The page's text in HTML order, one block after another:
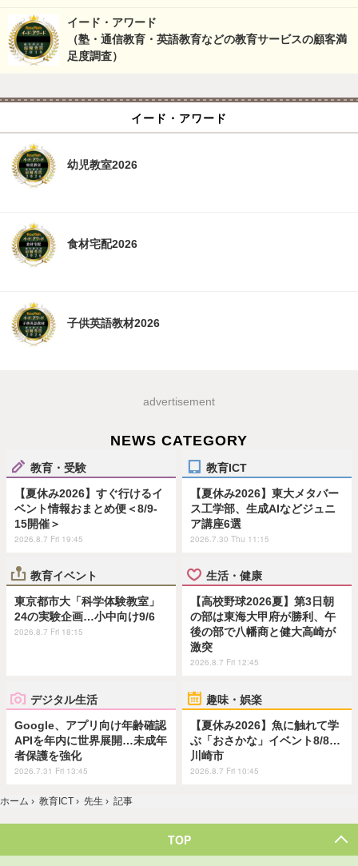
イード・アワード
（塾・通信教育・英語教育などの教育サービスの顧客満
足度調査）
イード・アワード
幼児教室2026
食材宅配2026
子供英語教材2026
advertisement
NEWS CATEGORY
教育・受験
【夏休み2026】すぐ行けるイ
ベント情報おまとめ便＜8/9-
15開催＞
2026.8.7 Fri 19:45
教育ICT
【夏休み2026】東大メタバー
ス工学部、生成AIなどジュニ
ア講座6選
2026.7.30 Thu 11:15
教育イベント
東京都市大「科学体験教室」
24の実験企画…小中向け9/6
2026.8.7 Fri 18:15
生活・健康
【高校野球2026夏】第3日朝
の部は東海大甲府が勝利、午
後の部で八幡商と健大高崎が
激突
2026.8.7 Fri 12:45
デジタル生活
Google、アプリ向け年齢確認
APIを年内に世界展開…未成年
者保護を強化
2026.7.31 Fri 13:45
趣味・娯楽
【夏休み2026】魚に触れて学
ぶ「おさかな」イベント8/8…
川崎市
2026.8.7 Fri 10:45
ホーム › 教育ICT › 先生 › 記事
TOP